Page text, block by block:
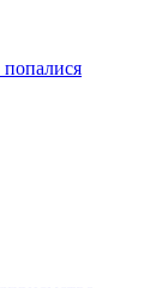
попалися